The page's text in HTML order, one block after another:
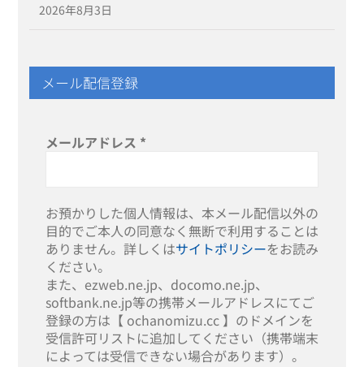
2026年8月3日
メール配信登録
メールアドレス *
お預かりした個人情報は、本メール配信以外の
目的でご本人の同意なく無断で利用することは
ありません。詳しくはサイトポリシーをお読み
ください。
また、ezweb.ne.jp、docomo.ne.jp、
softbank.ne.jp等の携帯メールアドレスにてご
登録の方は【 ochanomizu.cc 】のドメインを
受信許可リストに追加してください（携帯端末
によっては受信できない場合があります）。